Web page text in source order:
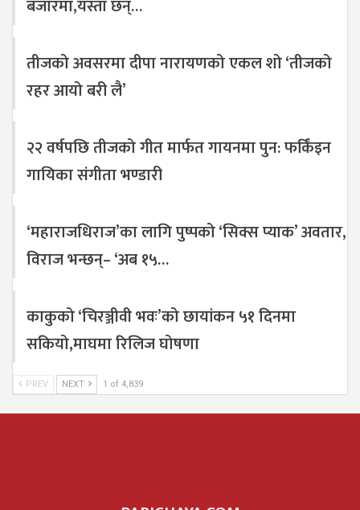
बजारमा,यस्ता छन्…
तीजको अवसरमा दीपा नारायणको एकल शो ‘तीजको
रहर आयो बरी लै’
२२ वर्षपछि तीजको गीत मार्फत गायनमा पुन: फर्किंइन
गायिका संगीता भण्डारी
‘महाराजधिराज’का लागि पुष्पको ‘सिक्स प्याक’ अवतार,
विराज भन्छन्– ‘अब १५…
काकुको ‘चिरञ्जीवी भवः’को छायांकन ५१ दिनमा
सकियो,माघमा रिलिज घोषणा
PREV NEXT 1 of 4,839